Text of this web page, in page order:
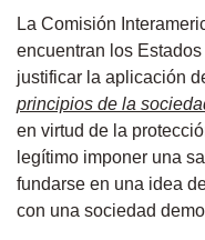
La Comisión
encuentran los
justificar la aplicación
principios de la
en virtud de la
legítimo imponer una
fundarse en una idea
con una sociedad